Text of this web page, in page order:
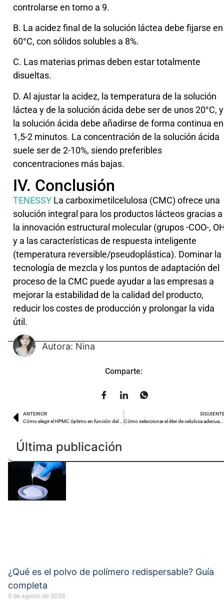
controlarse en torno a 9.
B. La acidez final de la solución láctea debe fijarse en
60°C, con sólidos solubles a 8%.
C. Las materias primas deben estar totalmente
disueltas.
D. Al ajustar la acidez, la temperatura de la solución
láctea y de la solución ácida debe ser de unos 20°C, y
la solución ácida debe añadirse de forma continua en
1,5-2 minutos. La concentración de la solución ácida
suele ser de 2-10%, siendo preferibles
concentraciones más bajas.
IV. Conclusión
TENESSY La carboximetilcelulosa (CMC) ofrece una
solución integral para los productos lácteos gracias a
la innovación estructural molecular (grupos -COO-,
y a las características de respuesta inteligente
(temperatura reversible/pseudoplástica). Dominar la
tecnología de mezcla y los puntos de adaptación del
proceso de la CMC puede ayudar a las empresas a
mejorar la estabilidad de la calidad del producto,
reducir los costes de producción y prolongar la vida
útil.
Autora: Nina
Comparte:
ANTERIOR
Última publicación
¿Qué es el polvo de polímero redispersable? Guía
completa
5 de agosto de 2026